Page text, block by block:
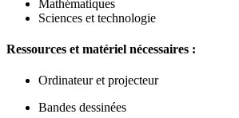
Mathématiques
Sciences et technologie
Ressources et matériel nécessaires :
Ordinateur et projecteur
Bandes dessinées